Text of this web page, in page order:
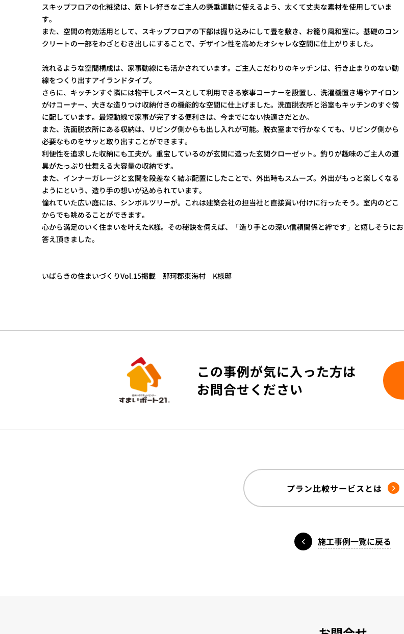
スキップフロアの化粧梁は、筋トレ好きなご主人の懸垂運動に使えるよう、太くて丈夫な素材を使用していま
す。
また、空間の有効活用として、スキップフロアの下部は掘り込みにして畳を敷き、お籠り風和室に。基礎のコン
クリートの一部をわざとむき出しにすることで、デザイン性を高めたオシャレな空間に仕上がりました。
流れるような空間構成は、家事動線にも活かされています。ご主人こだわりのキッチンは、行き止まりのない動
線をつくり出すアイランドタイプ。
さらに、キッチンすぐ隣には物干しスペースとして利用できる家事コーナーを設置し、洗濯機置き場やアイロン
がけコーナー、大きな造りつけ収納付きの機能的な空間に仕上げました。洗面脱衣所と浴室もキッチンのすぐ傍
に配しています。最短動線で家事が完了する便利さは、今までにない快適さだとか。
また、洗面脱衣所にある収納は、リビング側からも出し入れが可能。脱衣室まで行かなくても、リビング側から
必要なものをサッと取り出すことができます。
利便性を追求した収納にも工夫が。重宝しているのが玄関に造った玄関クローゼット。釣りが趣味のご主人の道
具がたっぷり仕舞える大容量の収納です。
また、インナーガレージと玄関を段差なく結ぶ配置にしたことで、外出時もスムーズ。外出がもっと楽しくなる
ようにという、造り手の想いが込められています。
憧れていた広い庭には、シンボルツリーが。これは建築会社の担当社と直接買い付けに行ったそう。室内のどこ
からでも眺めることができます。
心から満足のいく住まいを叶えたK様。その秘訣を伺えば、「造り手との深い信頼関係と絆です」と嬉しそうにお
答え頂きました。
いばらきの住まいづくりVol.15掲載 那珂郡東海村 K様邸
この事例が気に入った方は
お問合せください
プラン比較サービスとは
施工事例一覧に戻る